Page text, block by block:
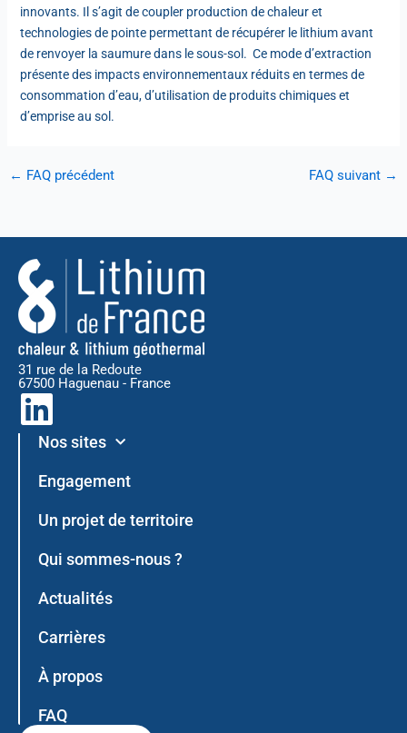
innovants. Il s’agit de coupler production de chaleur et
technologies de pointe permettant de récupérer le lithium avant
de renvoyer la saumure dans le sous-sol. Ce mode d’extraction
présente des impacts environnementaux réduits en termes de
consommation d’eau, d’utilisation de produits chimiques et
d’emprise au sol.
← FAQ précédent FAQ suivant →
31 rue de la Redoute
67500 Haguenau - France
L
i
n
k
e
d
i
n
Nos sites
Engagement
Un projet de territoire
Qui sommes-nous ?
Actualités
Carrières
À propos
FAQ